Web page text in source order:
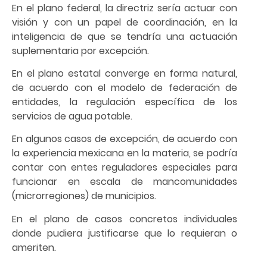
En el plano federal, la directriz sería actuar con
visión y con un papel de coordinación, en la
inteligencia de que se tendría una actuación
suplementaria por excepción.
En el plano estatal converge en forma natural,
de acuerdo con el modelo de federación de
entidades, la regulación específica de los
servicios de agua potable.
En algunos casos de excepción, de acuerdo con
la experiencia mexicana en la materia, se podría
contar con entes reguladores especiales para
funcionar en escala de mancomunidades
(microrregiones) de municipios.
En el plano de casos concretos individuales
donde pudiera justificarse que lo requieran o
ameriten.